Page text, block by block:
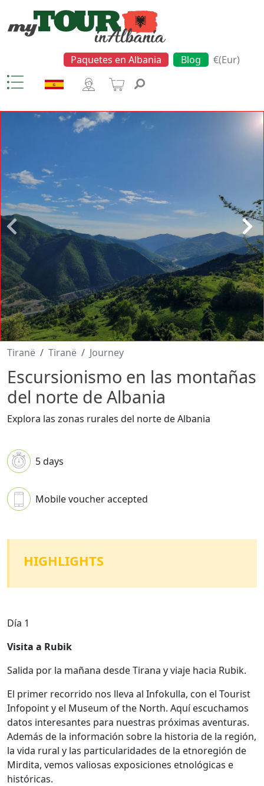
Paquetes en Albania Blog €(Eur)
Tiranë Tiranë Journey
Escursionismo en las montañas
del norte de Albania
Explora las zonas rurales del norte de Albania
5 days
Mobile voucher accepted
HIGHLIGHTS
Día 1
Visita a Rubik
Salida por la mañana desde Tirana y viaje hacia Rubik.
El primer recorrido nos lleva al Infokulla, con el Tourist
Infopoint y el Museum of the North. Aquí escuchamos
datos interesantes para nuestras próximas aventuras.
Además de la información sobre la historia de la región,
la vida rural y las particularidades de la etnoregión de
Mirdita, vemos valiosas exposiciones etnológicas e
históricas.